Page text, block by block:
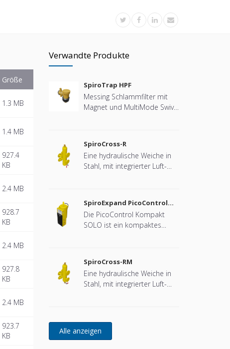
Größe
1.3 MB
1.4 MB
927.4
KB
2.4 MB
928.7
KB
2.4 MB
927.8
KB
2.4 MB
923.7
KB
Verwandte Produkte
SpiroTrap HPF
Messing Schlammfilter mit
Magnet und MultiMode Swivel
SpiroCross-R
Eine hydraulische Weiche in
Stahl, mit integrierter Luft-
Remeha)
SpiroExpand PicoControl
Kompact Solo EPCK-S
Die PicoControl Kompakt
SOLO ist ein kompaktes
100 %) und ein
Überströmventil. Ein
druckloser
SpiroCross-RM
Eine hydraulische Weiche in
Stahl, mit integrierter Luft-
(entwickelt für Remeha)